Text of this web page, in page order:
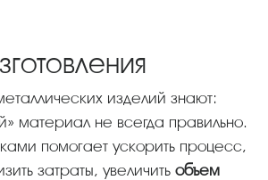
материал не всегда правильно.
помогает ускорить процесс,
затраты, увеличить объем